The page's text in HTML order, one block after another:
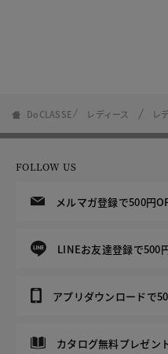
DoCLASSE レディース レ
FOLLOW US
メルマガ登録で500円
LINEお友達登録で500
アプリダウンロードで
カタログ無料プレゼン